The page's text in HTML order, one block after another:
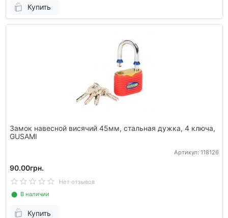
Купить
Замок навесной висячий 45мм, стальная дужка, 4 ключа,
GUSAMI
Артикул: 118126
90.00грн.
Нет отзывов
⬤ В наличии
Купить